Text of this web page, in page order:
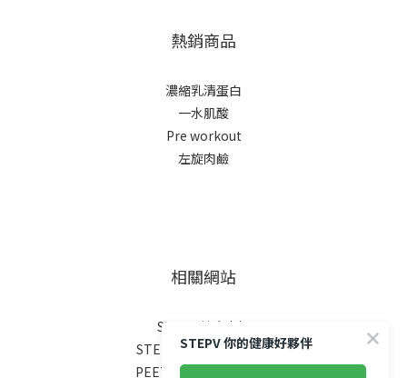
熱銷商品
濃縮乳清蛋白
一水肌酸
Pre workout
左旋肉鹼
相關網站
STEPV 健康專欄
STEPX FITNESS 健身房
PEETA FITNESS 健身網
STEPV 你的健康好夥伴